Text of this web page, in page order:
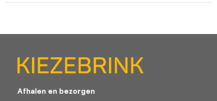
Afhalen en bezorgen